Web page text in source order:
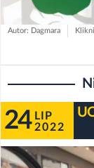
Autor: Dagmara
24 LIP
2022